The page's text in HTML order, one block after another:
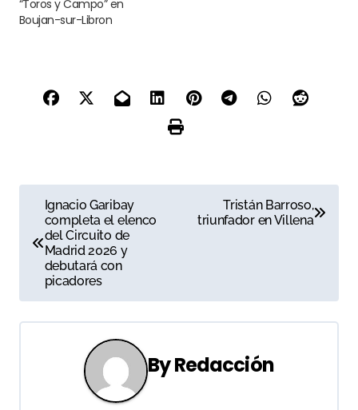
“Toros y Campo” en
Boujan-sur-Libron
a
e
g
Ignacio Garibay
completa el elenco
del Circuito de
Madrid 2026 y
debutará con
picadores
Tristán Barroso,
triunfador en Villena
ByRedacción